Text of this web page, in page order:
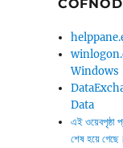
Windows
Data
এই
শেষ হয়ে গেছে।